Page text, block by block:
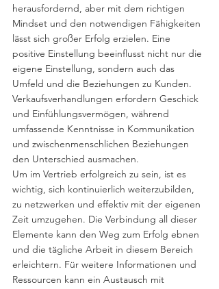
herausfordernd, aber mit dem richtigen
Mindset und den notwendigen Fähigkeiten
lässt sich großer Erfolg erzielen. Eine
positive Einstellung beeinflusst nicht nur die
eigene Einstellung, sondern auch das
Umfeld und die Beziehungen zu Kunden.
Verkaufsverhandlungen erfordern Geschick
und Einfühlungsvermögen, während
umfassende Kenntnisse in Kommunikation
und zwischenmenschlichen Beziehungen
den Unterschied ausmachen.
Um im Vertrieb erfolgreich zu sein, ist es
wichtig, sich kontinuierlich weiterzubilden,
zu netzwerken und effektiv mit der eigenen
Zeit umzugehen. Die Verbindung all dieser
Elemente kann den Weg zum Erfolg ebnen
und die tägliche Arbeit in diesem Bereich
erleichtern. Für weitere Informationen und
Ressourcen kann ein Austausch mit